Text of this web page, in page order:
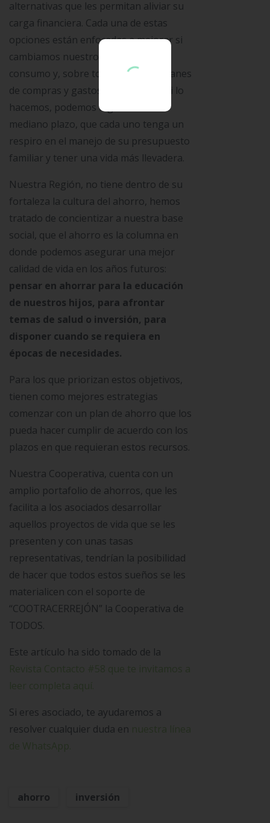
alternativas que les permitan aliviar su
carga financiera. Cada una de estas
opciones están enfocadas a mejorar si
cambiamos nuestros hábitos de
consumo y, sobre todo, nuestros afanes
de compras y gastos innecesarios; si lo
hacemos, podemos lograr en un
mediano plazo, que cada uno tenga un
respiro en el manejo de su presupuesto
familiar y tener una vida más llevadera.
Nuestra Región, no tiene dentro de su
fortaleza la cultura del ahorro, hemos
tratado de concientizar a nuestra base
social, que el ahorro es la columna en
donde podemos asegurar una mejor
calidad de vida en los años futuros:
pensar en ahorrar para la educación
de nuestros hijos, para afrontar
temas de salud o inversión, para
disponer cuando se requiera en
épocas de necesidades.
Para los que priorizan estos objetivos,
tienen como mejores estrategias
comenzar con un plan de ahorro que los
pueda hacer cumplir de acuerdo con los
plazos en que requieran estos recursos.
Nuestra Cooperativa, cuenta con un
amplio portafolio de ahorros, que les
facilita a los asociados desarrollar
aquellos proyectos de vida que se les
presenten y con unas tasas
representativas, tendrían la posibilidad
de hacer que todos estos sueños se les
materialicen con el soporte de
“COOTRACERREJÓN” la Cooperativa de
TODOS.
Este artículo ha sido tomado de la
Si eres asociado, te ayudaremos a
resolver cualquier duda en
ahorro inversión